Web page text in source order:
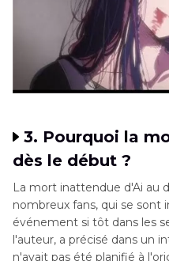
3. Pourquoi la
dès le début ?
La mort inattendue d'Ai au
nombreux fans, qui se sont
événement si tôt dans les
l'auteur, a précisé dans un
n'avait pas été planifié à